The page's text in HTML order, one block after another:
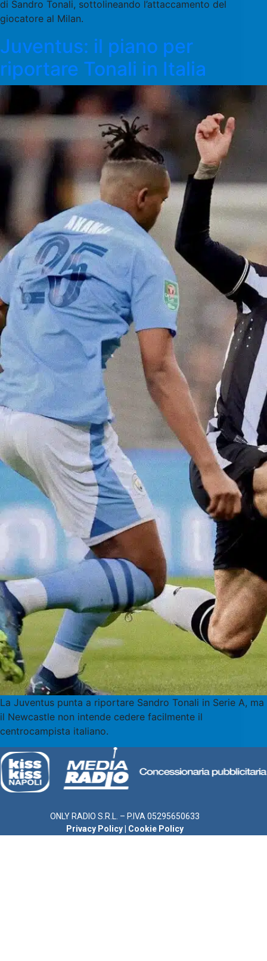
di Sandro Tonali, sottolineando l’attaccamento del
giocatore al Milan.
Juventus: il piano per
riportare Tonali in Italia
La Juventus punta a riportare Sandro Tonali in Serie A, ma
il Newcastle non intende cedere facilmente il
centrocampista italiano.
ONLY RADIO S.R.L. – P.IVA 05295650633
Privacy Policy
Cookie Policy